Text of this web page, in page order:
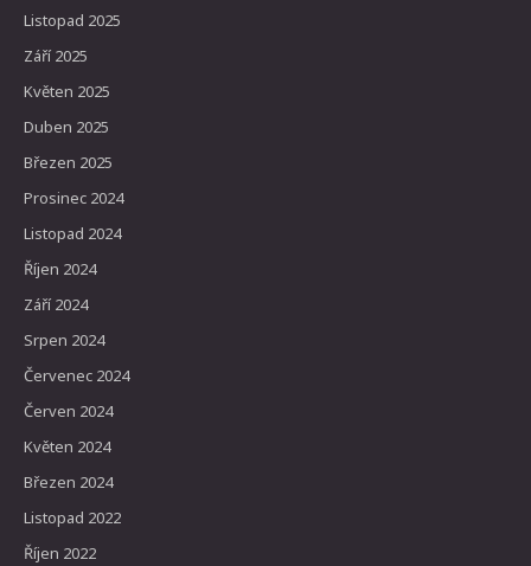
Listopad 2025
Září 2025
Květen 2025
Duben 2025
Březen 2025
Prosinec 2024
Listopad 2024
Říjen 2024
Září 2024
Srpen 2024
Červenec 2024
Červen 2024
Květen 2024
Březen 2024
Listopad 2022
Říjen 2022